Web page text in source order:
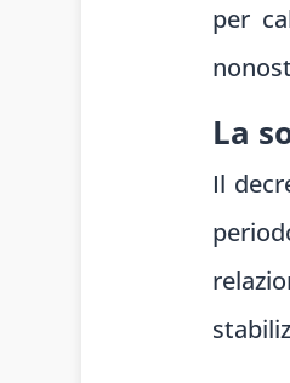
per
La
Il